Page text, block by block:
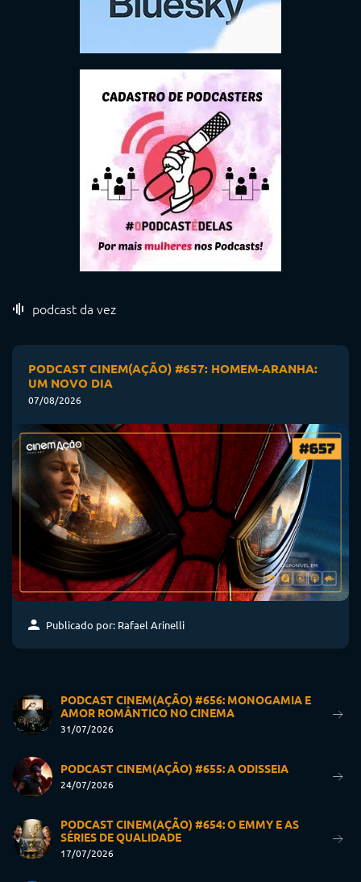
podcast da vez
PODCAST CINEM(AÇÃO) #657: HOMEM-ARANHA:
UM NOVO DIA
07/08/2026
Publicado por: Rafael Arinelli
PODCAST CINEM(AÇÃO) #656: MONOGAMIA E
AMOR ROMÂNTICO NO CINEMA
31/07/2026
PODCAST CINEM(AÇÃO) #655: A ODISSEIA
24/07/2026
PODCAST CINEM(AÇÃO) #654: O EMMY E AS
SÉRIES DE QUALIDADE
17/07/2026